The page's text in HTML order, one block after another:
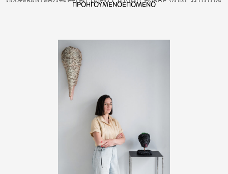
ΝΥΧΤΕΡΙΝΉ ΕΓΚΑΤΆΣΤΑΣΗ, ΝΗΣΊΔΑ ΔΊΔΥΜΗ, ΣΎΡΟΣ, ΥΛΙΚΆ: 11 ΗΛΙΑΚΆ
ΠΡΟΗΓΟΥΜΕΝΟΕΠΟΜΕΝΟ